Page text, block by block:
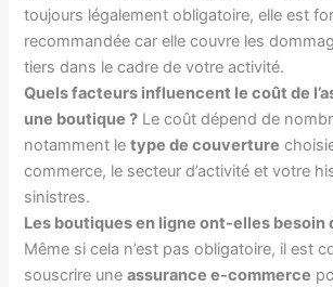
toujours légalement obligatoire, elle est
recommandée car elle couvre les
tiers dans le cadre de votre activité.
Quels facteurs influencent le coût de
une boutique ? Le coût dépend de
notamment letype de couverture
commerce, le secteur d’activité et votre
sinistres.
Les boutiques en ligne ont-elles besoin
Même si cela n’est pas obligatoire, il est
souscrire uneassurance e-commerce